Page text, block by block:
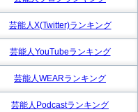
芸能人X(Twitter)ランキング
芸能人YouTubeランキング
芸能人WEARランキング
芸能人Podcastランキング